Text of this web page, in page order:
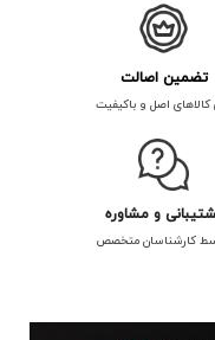
تضمین اصالت
کالاهای اصل و باکیفیت
و مشاوره
کارشناسان متخصص